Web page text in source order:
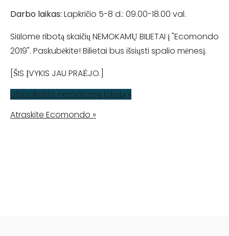
Darbo laikas: Lapkričio 5-8 d.: 09.00-18.00 val.
Siūlome ribotą skaičių NEMOKAMŲ BILIETAI į "Ecomondo
2019". Paskubėkite! Bilietai bus išsiųsti spalio mėnesį.
[ŠIS ĮVYKIS JAU PRAĖJO.]
Užsisakykite nemokamą bilietą »
Atraskite Ecomondo »